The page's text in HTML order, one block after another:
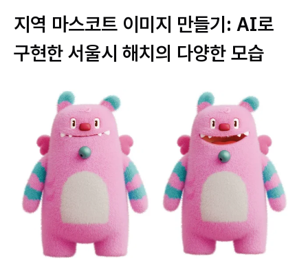
지역 마스코트 이미지 만들기: AI로
구현한 서울시 해치의 다양한 모습